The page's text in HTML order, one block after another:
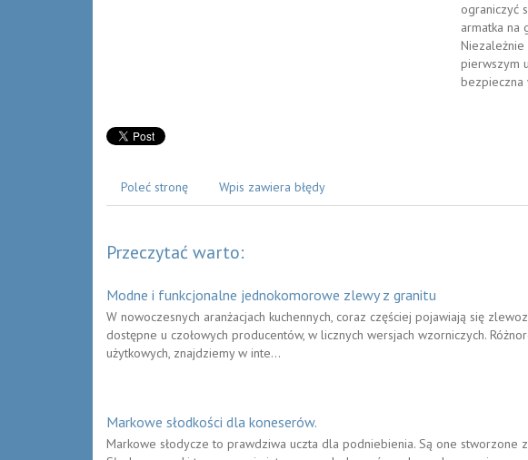
ograniczyć
armatka na
Niezależnie
pierwszym
bezpieczna
Poleć stronę Wpis zawiera błędy
Przeczytać warto:
Modne i funkcjonalne jednokomorowe zlewy z granitu
W nowoczesnych aranżacjach kuchennych, coraz częściej pojawiają się
dostępne u czołowych producentów, w licznych wersjach wzorniczych.
użytkowych, znajdziemy w inte...
Markowe słodkości dla koneserów.
Markowe słodycze to prawdziwa uczta dla podniebienia. Są one stworzone